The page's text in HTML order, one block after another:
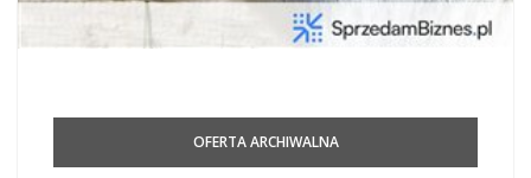
OFERTA ARCHIWALNA